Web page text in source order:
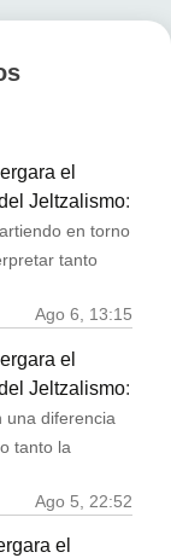
el
Jeltzalismo:
en torno
tanto
Ago 6, 13:15
el
Jeltzalismo:
una diferencia
tanto la
Ago 5, 22:52
el